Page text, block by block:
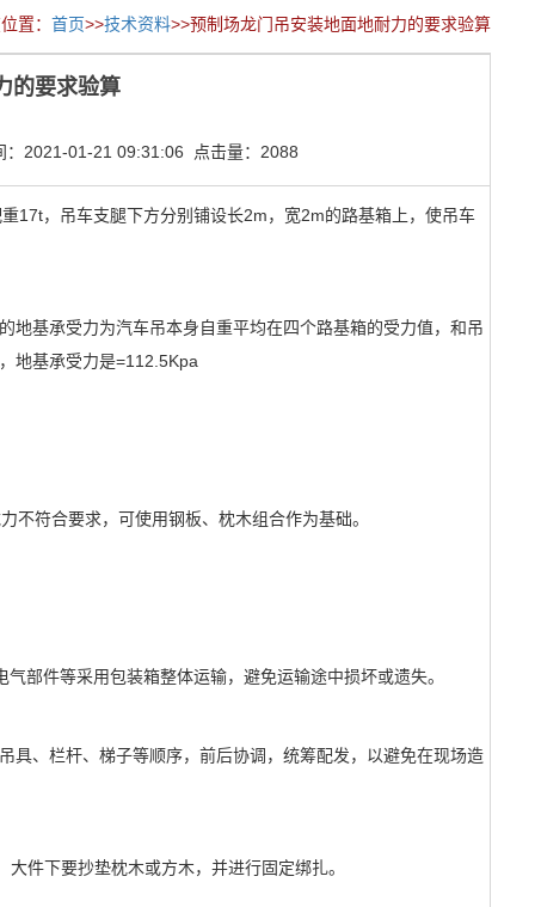
置： 首页>>技术资料>>预制场龙门吊安装地面地耐力的要求验算
的要求验算
2021-01-21 09:31:06 点击量：2088
，吊车支腿下方分别铺设长2m，宽2m的路基箱上，使吊车
基承受力为汽车吊本身自重平均在四个路基箱的受力值，和吊
地基承受力是=112.5Kpa
符合要求，可使用钢板、枕木组合作为基础。
件等采用包装箱整体运输，避免运输途中损坏或遗失。
、栏杆、梯子等顺序，前后协调，统筹配发，以避免在现场造
下要抄垫枕木或方木，并进行固定绑扎。